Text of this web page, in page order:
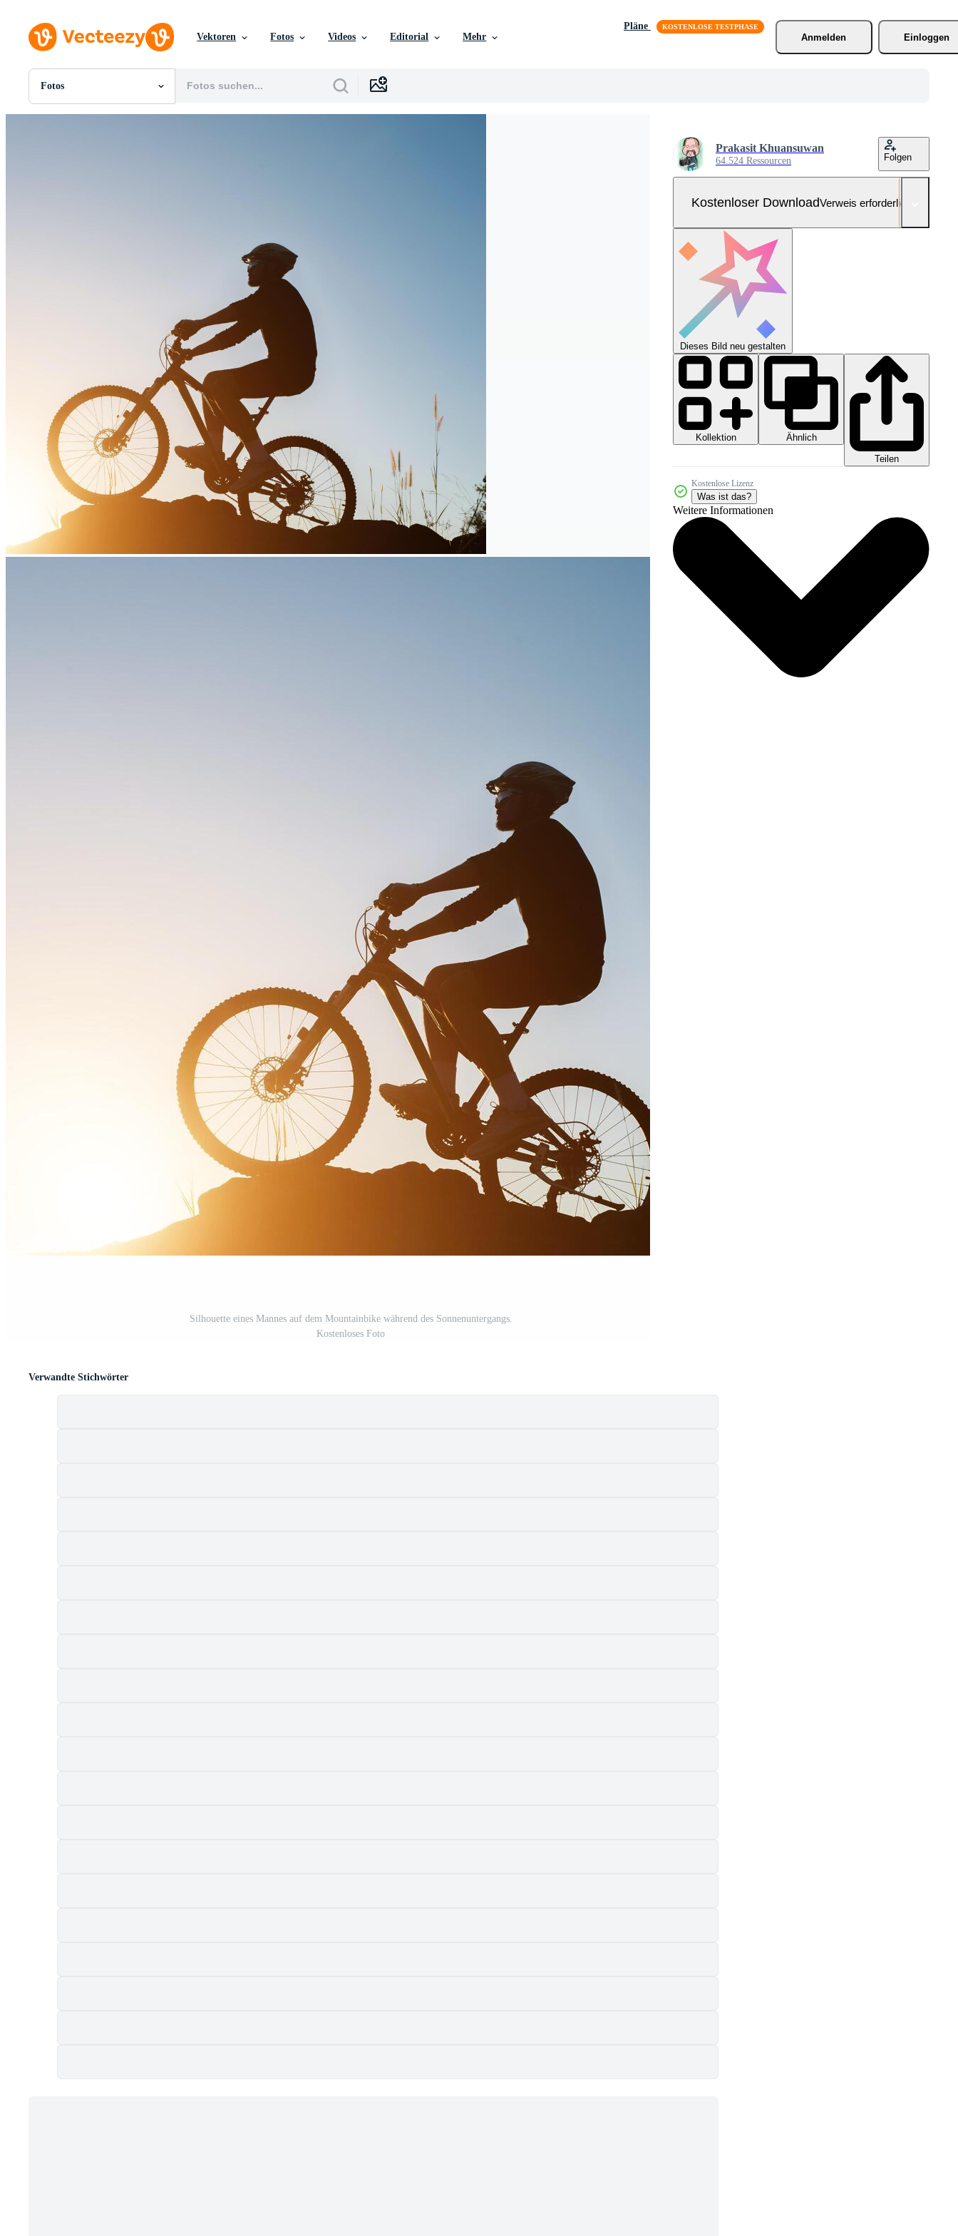
Vektoren Fotos Videos Editorial Mehr
Pläne
Anmelden
Einloggen
Fotos
Alle Bilder
Silhouette eines Mannes auf dem Mountainbike während des Sonnenuntergangs.
Kostenloses Foto
Prakasit Khuansuwan
64.524 Ressourcen Folgen
Kostenloser DownloadVerweis erforderlich
Dieses Bild neu gestalten
Kollektion
Ähnlich
Teilen
Kostenlose Lizenz
Was ist das?
Weitere Informationen
Verwandte Stichwörter